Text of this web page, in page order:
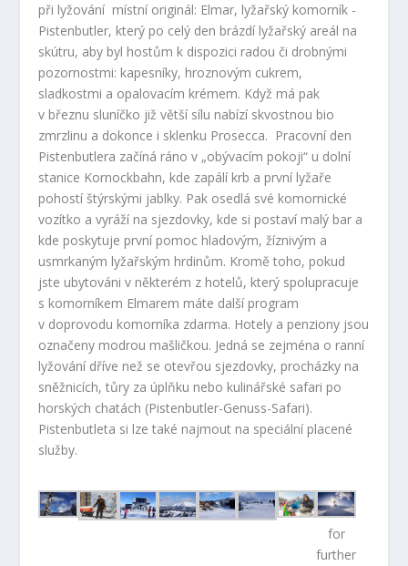
při lyžování místní originál: Elmar, lyžařský komorník -
Pistenbutler, který po celý den brázdí lyžařský areál na
skútru, aby byl hostům k dispozici radou či drobnými
pozornostmi: kapesníky, hroznovým cukrem,
sladkostmi a opalovacím krémem. Když má pak
v březnu sluníčko již větší sílu nabízí skvostnou bio
zmrzlinu a dokonce i sklenku Prosecca. Pracovní den
Pistenbutlera začíná ráno v „obývacím pokoji“ u dolní
stanice Kornockbahn, kde zapálí krb a první lyžaře
pohostí štýrskými jablky. Pak osedlá své komornické
vozítko a vyráží na sjezdovky, kde si postaví malý bar a
kde poskytuje první pomoc hladovým, žíznivým a
usmrkaným lyžařským hrdinům. Kromě toho, pokud
jste ubytováni v některém z hotelů, který spolupracuje
s komorníkem Elmarem máte další program
v doprovodu komorníka zdarma. Hotely a penziony jsou
označeny modrou mašličkou. Jedná se zejména o ranní
lyžování dříve než se otevřou sjezdovky, procházky na
sněžnicích, tůry za úplňku nebo kulinářské safari po
horských chatách (Pistenbutler-Genuss-Safari).
Pistenbutleta si lze také najmout na speciální placené
služby.
for
further